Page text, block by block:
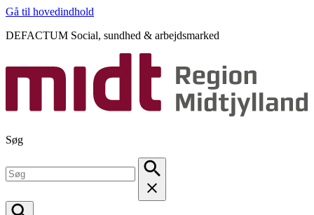
Gå til hovedindhold
DEFACTUM Social, sundhed & arbejdsmarked
Søg